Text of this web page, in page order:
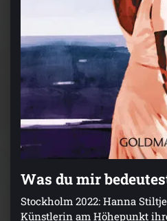
Was du mir
Stockholm 2022: Hanna
Künstlerin am Höhepunkt